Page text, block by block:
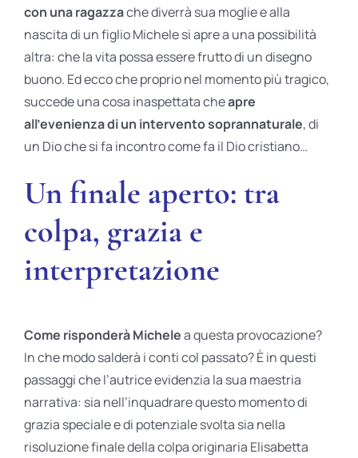
con una ragazzache diverrà sua moglie e alla
nascita di un figlio Michele si apre a una possibilità
altra: che la vita possa essere frutto di un disegno
buono. Ed ecco che proprio nel momento più tragico,
succede una cosa inaspettata cheapre
all’evenienza di un intervento soprannaturale, di
un Dio che si fa incontro come fa il Dio cristiano…
Un finale aperto: tra
colpa, grazia e
interpretazione
Come risponderà Michelea questa provocazione?
In che modo salderà i conti col passato? È in questi
passaggi che l’autrice evidenzia la sua maestria
narrativa: sia nell’inquadrare questo momento di
grazia speciale e di potenziale svolta sia nella
risoluzione finale della colpa originaria Elisabetta